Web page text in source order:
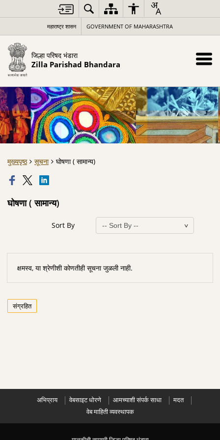
महाराष्ट्र शासन GOVERNMENT OF MAHARASHTRA
जिल्हा परिषद भंडारा
Zilla Parishad Bhandara
मुख्यपृष्ठ सूचना घोषणा ( सामान्य)
घोषणा ( सामान्य)
Sort By
क्षमस्व, या श्रेणीशी कोणतीही सूचना जुळली नाही.
संग्रहित
अभिप्राय वेबसाइट धोरणे आमच्याशी संपर्क साधा
मदत
वेब माहिती व्यवस्थापक